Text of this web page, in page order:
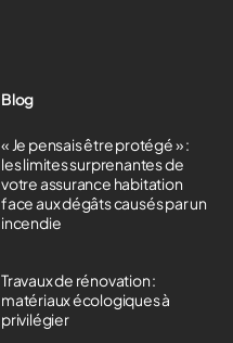
Blog
« Je pensais être protégé » :
les limites surprenantes de
votre assurance habitation
face aux dégâts causés par un
incendie
Travaux de rénovation :
matériaux écologiques à
privilégier